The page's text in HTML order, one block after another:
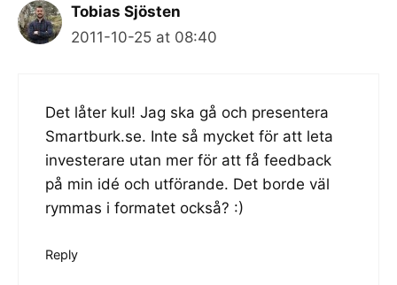
Tobias Sjösten
2011-10-25 at 08:40
Det låter kul! Jag ska gå och presentera
Smartburk.se. Inte så mycket för att leta
investerare utan mer för att få feedback
på min idé och utförande. Det borde väl
rymmas i formatet också? :)
Reply